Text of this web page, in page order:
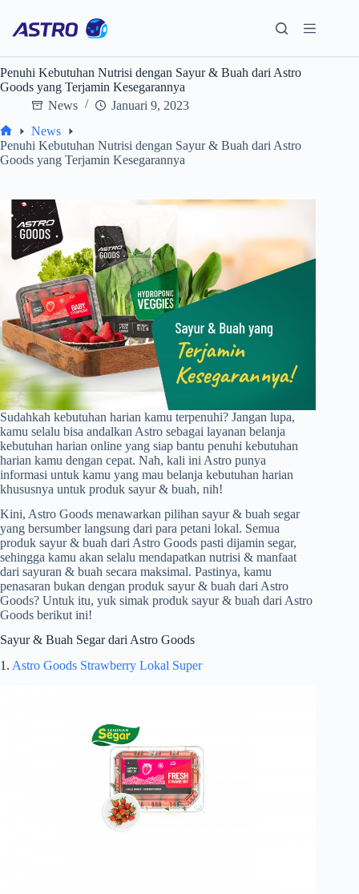
content
Penuhi Kebutuhan Nutrisi dengan Sayur & Buah dari Astro
Goods yang Terjamin Kesegarannya
News
Januari 9, 2023
Home
News
Penuhi Kebutuhan Nutrisi dengan Sayur & Buah dari Astro
Goods yang Terjamin Kesegarannya
Sudahkah kebutuhan harian kamu terpenuhi? Jangan lupa,
kamu selalu bisa andalkan Astro sebagai layanan belanja
kebutuhan harian online yang siap bantu penuhi kebutuhan
harian kamu dengan cepat. Nah, kali ini Astro punya
informasi untuk kamu yang mau belanja kebutuhan harian
khususnya untuk produk sayur & buah, nih!
Kini, Astro Goods menawarkan pilihan sayur & buah segar
yang bersumber langsung dari para petani lokal. Semua
produk sayur & buah dari Astro Goods pasti dijamin segar,
sehingga kamu akan selalu mendapatkan nutrisi & manfaat
dari sayuran & buah secara maksimal. Pastinya, kamu
penasaran bukan dengan produk sayur & buah dari Astro
Goods? Untuk itu, yuk simak produk sayur & buah dari Astro
Goods berikut ini!
Sayur & Buah Segar dari Astro Goods
1. Astro Goods Strawberry Lokal Super